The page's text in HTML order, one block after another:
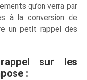
qu’on verra par
à la conversion de
un petit rappel des
sur les
: